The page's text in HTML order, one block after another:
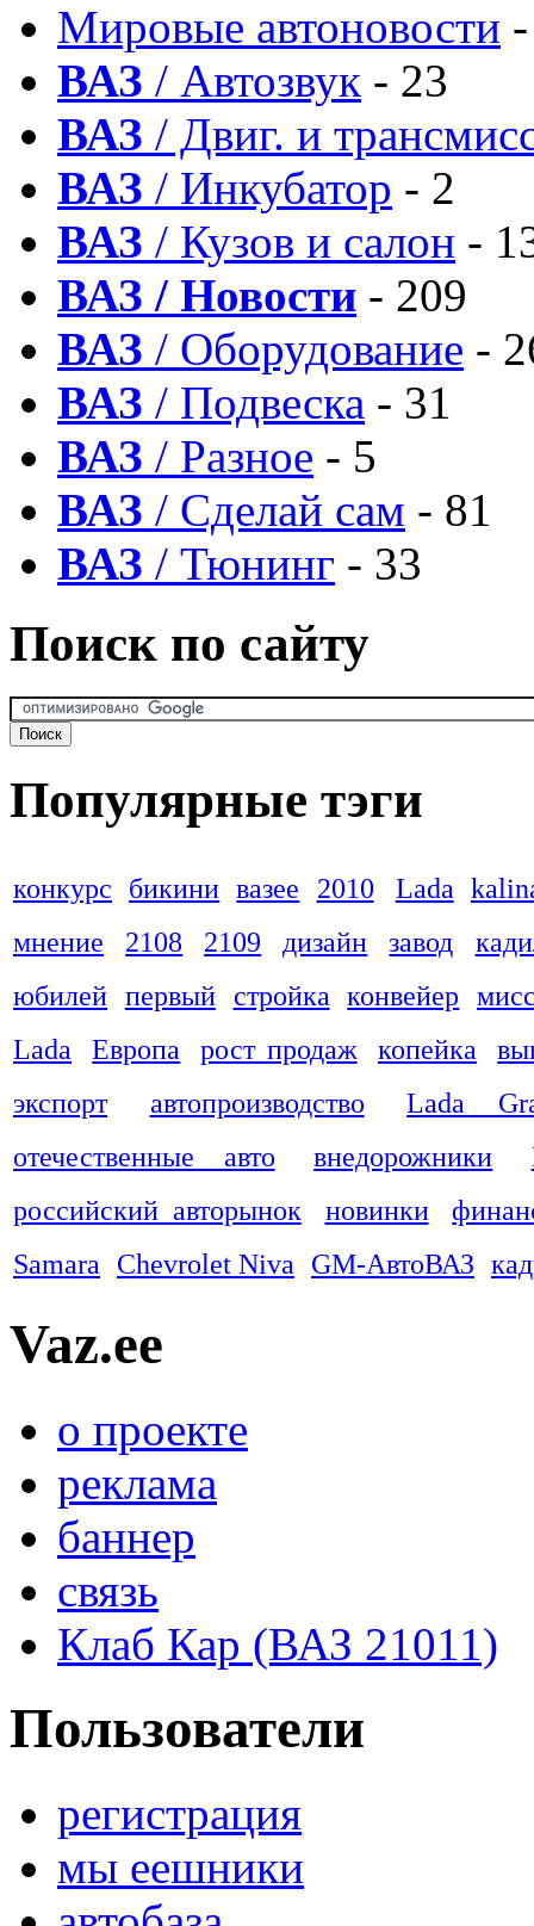
Мировые автоновости
ВАЗ / Автозвук - 23
ВАЗ / Двиг. и
ВАЗ / Инкубатор - 2
ВАЗ / Кузов и салон -
ВАЗ / Новости - 209
ВАЗ / Оборудование -
ВАЗ / Подвеска - 31
ВАЗ / Разное - 5
ВАЗ / Сделай сам - 81
ВАЗ / Тюнинг - 33
Поиск по сайту
Популярные тэги
конкурс бикини вазее 2010 Lada
мнение
2108 2109 дизайн завод
юбилей первый стройка конвейер
Lada
Европа рост продаж копейка
экспорт
автопроизводство
Lada
отечественные авто
внедорожники
российский авторынок
новинки
Samara
Chevrolet Niva GM-АвтоВАЗ
Vaz.ee
о проекте
реклама
баннер
связь
Клаб Кар (ВАЗ 21011)
Пользователи
регистрация
мы еешники